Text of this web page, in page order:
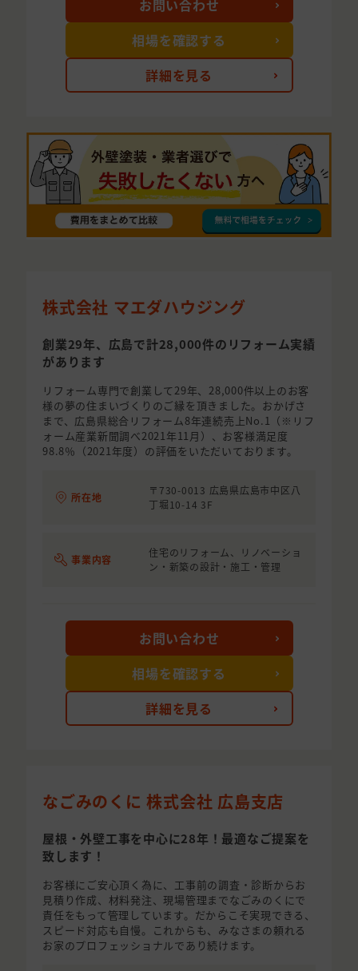
詳細を見る
お問い合わせ
相場を確認する
株式会社 マエダハウジング
創業29年、広島で計28,000件のリフォーム実績
があります
リフォーム専門で創業して29年、28,000件以上のお客
様の夢の住まいづくりのご縁を頂きました。おかげさ
まで、広島県総合リフォーム8年連続売上No.1（※リフ
ォーム産業新聞調べ2021年11月）、お客様満足度
98.8％（2021年度）の評価をいただいております。
所在地
〒730-0013 広島県広島市中区八
丁堀10-14 3F
事業内容
住宅のリフォーム、リノベーショ
ン・新築の設計・施工・管理
詳細を見る
お問い合わせ
相場を確認する
なごみのくに 株式会社 広島支店
屋根・外壁工事を中心に28年！最適なご提案を
致します！
お客様にご安心頂く為に、工事前の調査・診断からお
見積り作成、材料発注、現場管理までなごみのくにで
責任をもって管理しています。だからこそ実現できる、
スピード対応も自慢。これからも、みなさまの頼れる
お家のプロフェッショナルであり続けます。